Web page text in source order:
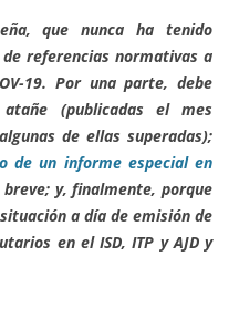
que nunca ha tenido
referencias normativas a
19. Por una parte, debe
(publicadas el mes
de ellas superadas);
de un informe especial en
y, finalmente, porque
a día de emisión de
en el ISD, ITP y AJD y